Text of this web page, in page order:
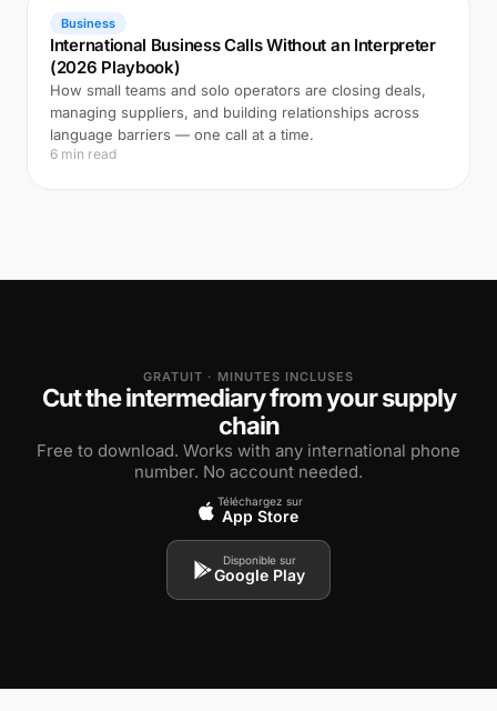
Business
International Business Calls Without an Interpreter
(2026 Playbook)
How small teams and solo operators are closing deals,
managing suppliers, and building relationships across
language barriers — one call at a time.
6 min read
GRATUIT · MINUTES INCLUSES
Cut the intermediary from your supply
chain
Free to download. Works with any international phone
number. No account needed.
Téléchargez sur
App Store
Disponible sur
Google Play